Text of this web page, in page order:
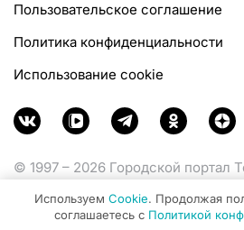
Пользовательское соглашение
Политика конфиденциальности
Использование cookie
© 1997 – 2026 Городской портал
Министерства цифрового
коммуникаций Российской
Используем Cookie. Продолжая
соглашаетесь с Политикой